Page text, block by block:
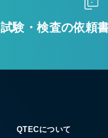
試験・検査の依頼
QTECについて